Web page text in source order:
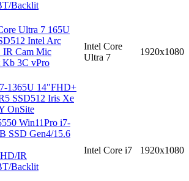
Backlit
Ultra 7 165U
Intel Arc
IR Cam Mic
3C vPro
Intel Core
Ultra 7
1920x1080
1365U 14"FHD+
SSD512 Iris Xe
OnSite
Win11Pro i7-
SSD Gen4/15.6
IR
Backlit
Intel Core i7 1920x1080